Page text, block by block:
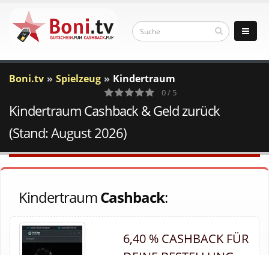
Boni.tv Spielzeug Kindertraum
0
Votes
0 / 5
Kindertraum Cashback & Geld zurück
(Stand: August 2026)
KindertraumCashback:
6,40 % CASHBACK FÜR